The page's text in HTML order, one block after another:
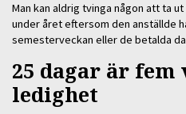
Man kan aldrig tvinga någon att ta
under året eftersom den anställde
semesterveckan eller de betalda
25 dagar är fem
ledighet